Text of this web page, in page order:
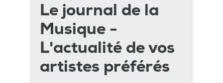
Le journal de la
Musique -
L'actualité de vos
artistes préférés